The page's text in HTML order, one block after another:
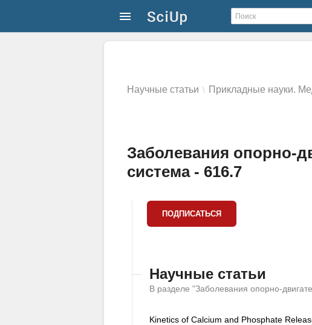
Научные статьи \ Прикладные науки.
Заболевания опорно-
система - 616.7
Научные статьи
В разделе "Заболевания опорно-
Kinetics of Calcium and Phosphate